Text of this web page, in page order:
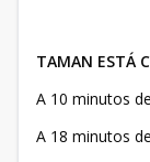
TAMAN ESTÁ
A 10 minutos
A 18 minutos